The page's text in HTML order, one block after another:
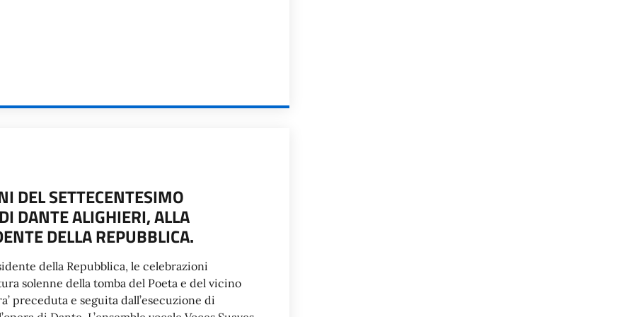
DEL SETTECENTESIMO
DANTE ALIGHIERI, ALLA
DELLA REPUBBLICA.
della Repubblica, le celebrazioni
solenne della tomba del Poeta e del vicino
preceduta e seguita dall’esecuzione di